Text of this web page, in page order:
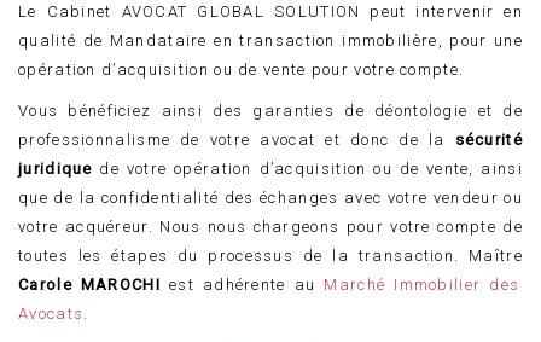
Le Cabinet AVOCAT GLOBAL SOLUTION peut intervenir en
qualité de Mandataire en transaction immobilière, pour une
opération d’acquisition ou de vente pour votre compte.
Vous bénéficiez ainsi des garanties de déontologie et de
professionnalisme de votre avocat et donc de la sécurité
juridique de votre opération d’acquisition ou de vente, ainsi
que de la confidentialité des échanges avec votre vendeur ou
votre acquéreur. Nous nous chargeons pour votre compte de
toutes les étapes du processus de la transaction. Maître
Carole MAROCHIest adhérente au Marché Immobilier des
Avocats .